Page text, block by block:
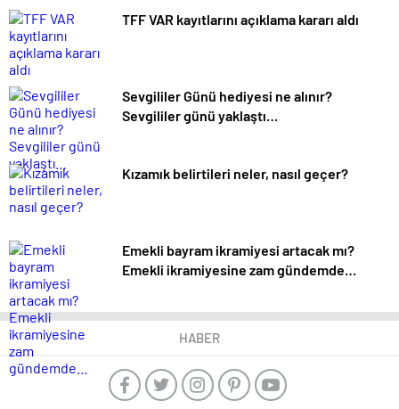
TFF VAR kayıtlarını açıklama kararı aldı
Sevgililer Günü hediyesi ne alınır?
Sevgililer günü yaklaştı…
Kızamık belirtileri neler, nasıl geçer?
Emekli bayram ikramiyesi artacak mı?
Emekli ikramiyesine zam gündemde…
HABER